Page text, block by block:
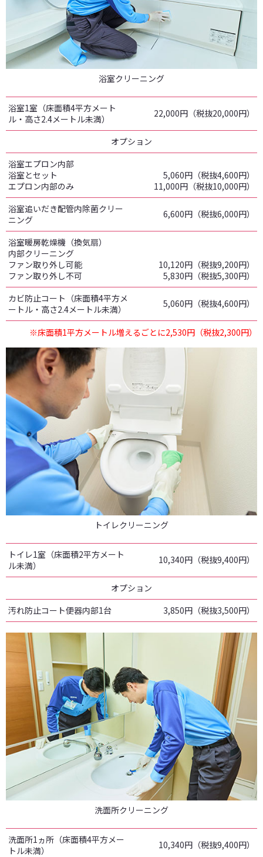
浴室クリーニング
浴室1室（床面積4平方メート
ル・高さ2.4メートル未満）
22,000円（税抜20,000円）
オプション
浴室エプロン内部
浴室とセット
エプロン内部のみ
5,060円（税抜4,600円）
11,000円（税抜10,000円）
浴室追いだき配管内除菌クリー
ニング
6,600円（税抜6,000円）
浴室暖房乾燥機（換気扇）
内部クリーニング
ファン取り外し可能
ファン取り外し不可
10,120円（税抜9,200円）
5,830円（税抜5,300円）
カビ防止コート（床面積4平方メ
ートル・高さ2.4メートル未満）
5,060円（税抜4,600円）
※床面積1平方メートル増えるごとに2,530円（税抜2,300円）
トイレクリーニング
トイレ1室（床面積2平方メート
ル未満）
10,340円（税抜9,400円）
オプション
汚れ防止コート便器内部1台
3,850円（税抜3,500円）
洗面所クリーニング
洗面所1ヵ所（床面積4平方メー
トル未満）
10,340円（税抜9,400円）